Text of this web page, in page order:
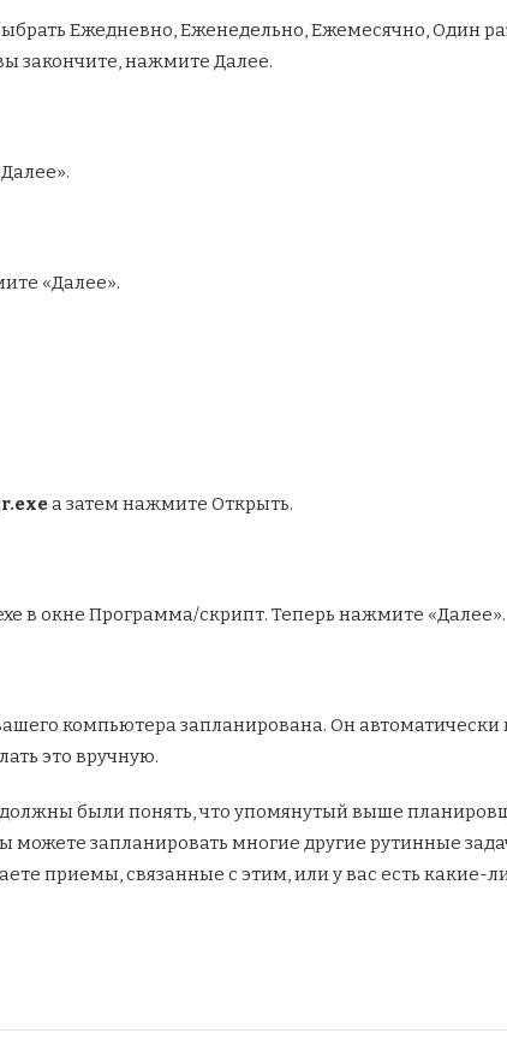
Ежедневно, Еженедельно, Ежемесячно, Один
закончите, нажмите Далее.
«Далее».
а затем нажмите Открыть.
в окне Программа/скрипт. Теперь нажмите «Далее».
компьютера запланирована. Он автоматически
это вручную.
были понять, что упомянутый выше
запланировать многие другие рутинные
приемы, связанные с этим, или у вас есть какие-